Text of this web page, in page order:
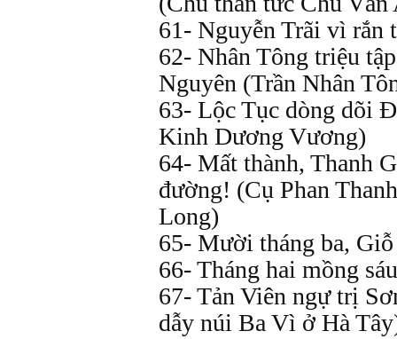
61- Nguyễn Trãi vì rắn
62- Nhân Tông triệu
Nguyên (Trần Nhân
63- Lộc Tục dòng dõi
Kinh Dương Vương)
64- Mất thành, Thanh
đường! (Cụ Phan
Long)
65- Mười tháng ba,
66- Tháng hai mồng
67- Tản Viên ngự trị
dẫy núi Ba Vì ở Hà